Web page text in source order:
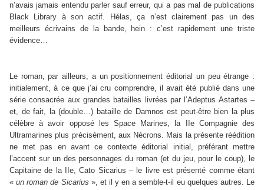
n’avais jamais entendu parler sauf erreur, qui a pas mal de publications
Black Library à son actif. Hélas, ça n’est clairement pas un des
meilleurs écrivains de la bande, hein : c’est rapidement une triste
évidence…
Le roman, par ailleurs, a un positionnement éditorial un peu étrange :
initialement, à ce que j’ai cru comprendre, il avait été publié dans une
série consacrée aux grandes batailles livrées par l’Adeptus Astartes –
et, de fait, la (double…) bataille de Damnos est peut-être bien la plus
célèbre à avoir opposé les Space Marines, la IIe Compagnie des
Ultramarines plus précisément, aux Nécrons. Mais la présente réédition
ne met pas en avant ce contexte éditorial initial, préférant mettre
l’accent sur un des personnages du roman (et du jeu, pour le coup), le
Capitaine de la IIe, Cato Sicarius – le livre est présenté comme étant
«un roman de Sicarius », et il y en a semble-t-il eu quelques autres. Le